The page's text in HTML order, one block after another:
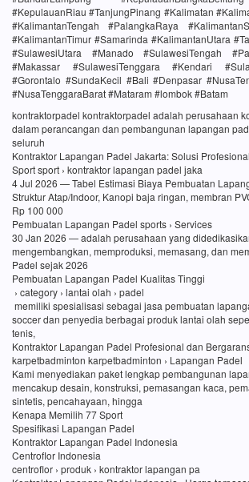
#KepulauanRiau #TanjungPinang #Kalimatan
#KalimantanTengah #PalangkaRaya
#KalimantanTimur #Samarinda #KalimantanUtara
#SulawesiUtara #Manado #SulawesiTengah
#Makassar #SulawesiTenggara #Kendari
#Gorontalo #SundaKecil #Bali #Denpasar
#NusaTenggaraBarat #Mataram #lombok #Batam
kontraktorpadel kontraktorpadel adalah perusahaan
dalam perancangan dan pembangunan lapangan
seluruh
Kontraktor Lapangan Padel Jakarta: Solusi Profesional
Sport sport › kontraktor lapangan padel jaka
4 Jul 2026 — Tabel Estimasi Biaya Pembuatan
Struktur Atap/Indoor, Kanopi baja ringan, membran
Rp 100 000
Pembuatan Lapangan Padel sports › Services
30 Jan 2026 — adalah perusahaan yang
mengembangkan, memproduksi, memasang, dan
Padel sejak 2026
Pembuatan Lapangan Padel Kualitas Tinggi
› category › lantai olah › padel
memiliki spesialisasi sebagai jasa pembuatan
soccer dan penyedia berbagai produk lantai olah
tenis,
Kontraktor Lapangan Padel Profesional dan
karpetbadminton karpetbadminton › Lapangan Padel
Kami menyediakan paket lengkap pembangunan
mencakup desain, konstruksi, pemasangan kaca,
sintetis, pencahayaan, hingga
Kenapa Memilih 77 Sport
Spesifikasi Lapangan Padel
Kontraktor Lapangan Padel Indonesia
Centroflor Indonesia
centroflor › produk › kontraktor lapangan pa